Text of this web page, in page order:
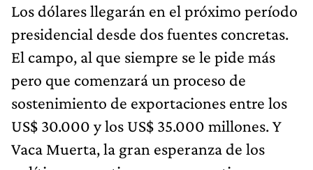
Los dólares llegarán en el próximo período
presidencial desde dos fuentes concretas.
El campo, al que siempre se le pide más
pero que comenzará un proceso de
sostenimiento de exportaciones entre los
US$ 30.000 y los US$ 35.000 millones. Y
Vaca Muerta, la gran esperanza de los